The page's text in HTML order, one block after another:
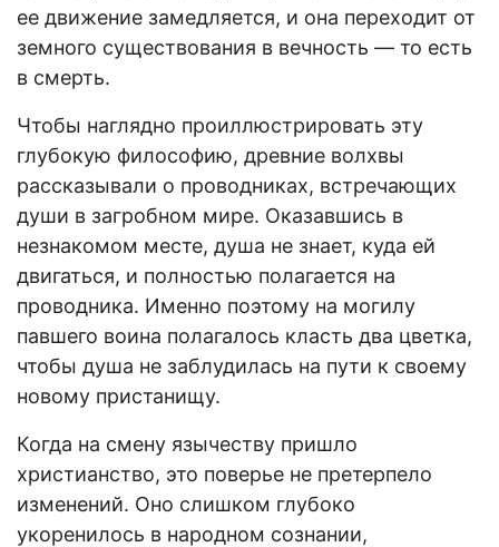
ее движение замедляется, и она переходит от
земного существования в вечность — то есть
в смерть.
Чтобы наглядно проиллюстрировать эту
глубокую философию, древние волхвы
рассказывали о проводниках, встречающих
души в загробном мире. Оказавшись в
незнакомом месте, душа не знает, куда ей
двигаться, и полностью полагается на
проводника. Именно поэтому на могилу
павшего воина полагалось класть два цветка,
чтобы душа не заблудилась на пути к своему
новому пристанищу.
Когда на смену язычеству пришло
христианство, это поверье не претерпело
изменений. Оно слишком глубоко
укоренилось в народном сознании,